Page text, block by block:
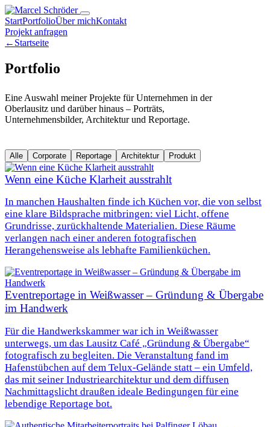
StartPortfolioÜber michKontakt
Projekt anfragen
← Startseite
Portfolio
Eine Auswahl meiner Projekte für Unternehmen in der
Oberlausitz und darüber hinaus – Porträts,
Unternehmensbilder, Architektur und Reportage.
Alle Corporate Reportage Architektur Produkt
Wenn eine Küche Klarheit ausstrahlt
In manchen Haushalten finde ich Küchen vor, die von selbst
eine klare Bildsprache mitbringen: viel Licht, offene
Grundrisse, zurückhaltende Materialien. Diese Räume
verlangen nach einer anderen fotografischen
Herangehensweise als lebhafte Familienküchen.
Eventreportage in Weißwasser – Gründung & Übergabe
im Handwerk
Für die Handwerkskammer war ich in Weißwasser
unterwegs, um das Lausitz Café „Gründung & Übergabe“
fotografisch zu begleiten. Die Veranstaltung fand im
Hafenstübchen auf dem Telux-Gelände statt – ein Umfeld,
das mit seiner Industriearchitektur und dem diffusen
Nachmittagslicht draußen ideale Bedingungen für eine
lebendige Reportage bot.